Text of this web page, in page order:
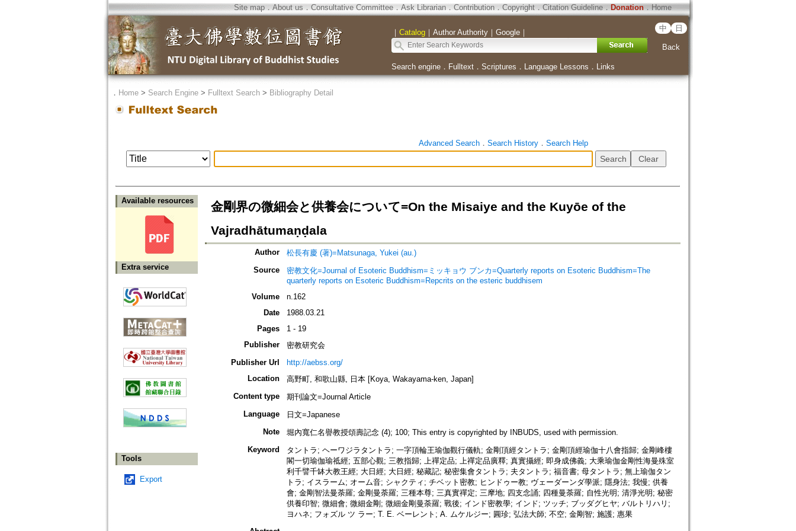
Site map．About us ． Consultative Committee． Ask Librarian． Contribution．Copyright．Citation Guideline． Donation．Home
｜ Catalog｜ Author Authority｜ Google｜ 中 日
Back
Search engine． Fulltext． Scriptures ． Language Lessons ． Links
． Home> Search Engine> Fulltext Search> Bibliography Detail
Advanced Search． Search History． Search Help
Available resources
Extra service
Tools
Export
金剛界の微細会と供養会について=On the Misaiye and the Kuyōe of the
Vajradhātumaṇḍala
Author
松長有慶 (著)=Matsunaga, Yukei (au.)
Source
密教文化=Journal of Esoteric Buddhism=ミッキョウ ブンカ=Quarterly reports on Esoteric Buddhism=The
quarterly reports on Esoteric Buddhism=Repcrits on the esteric buddhisem
Volume
n.162
Date
1988.03.21
Pages
1 - 19
Publisher
密教研究会
Publisher Url
http://aebss.org/
Location
高野町, 和歌山縣, 日本 [Koya, Wakayama-ken, Japan]
Content type
期刊論文=Journal Article
Language
日文=Japanese
Note
堀內寬仁名譽教授頌壽記念 (4); 100; This entry is copyrighted by INBUDS, used with permission.
Keyword
タントラ; ヘーワジラタントラ; 一字頂輪王瑜伽觀行儀軌; 金剛頂經タントラ; 金剛頂經瑜伽十八會指歸; 金剛峰樓
閣一切瑜伽瑜祗經; 五部心觀; 三教指歸; 上禪定品; 上禪定品廣釋; 真實攝經; 即身成佛義; 大乘瑜伽金剛性海曼殊室
利千譬千缽大教王經; 大日經; 大日經; 秘藏記; 秘密集會タントラ; 夫タントラ; 福音書; 母タントラ; 無上瑜伽タン
トラ; イスラーム; オーム音; シャクティ; チベット密教; ヒンドゥー教; ヴェーダーンダ學派; 隱身法; 我慢; 供養
會; 金剛智法曼荼羅; 金剛曼荼羅; 三種本尊; 三真實禪定; 三摩地; 四支念誦; 四種曼荼羅; 自性光明; 清淨光明; 秘密
供養印智; 微細會; 微細金剛; 微細金剛曼荼羅; 戰後; インド密教學; インド; ツッチ; ブッダグヒヤ; バルトリハリ;
ヨハネ; フォズル ツ ラー; T. E. ベーレント; A. ムケルジー; 圓珍; 弘法大師; 不空; 金剛智; 施護; 惠果